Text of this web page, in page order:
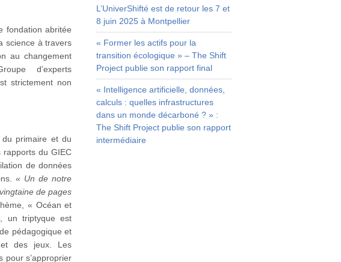
fondation abritée
science à travers
au changement
d’experts
strictement non
primaire et du
du GIEC
de données
« Un de notre
de pages
« Océan et
un triptyque est
pédagogique et
des jeux. Les
pour s’approprier
L’UniverShifté est de retour les 7 et
8 juin 2025 à Montpellier
« Former les actifs pour la
transition écologique » – The Shift
Project publie son rapport final
« Intelligence artificielle, données,
calculs : quelles infrastructures
dans un monde décarboné ? » :
The Shift Project publie son rapport
intermédiaire